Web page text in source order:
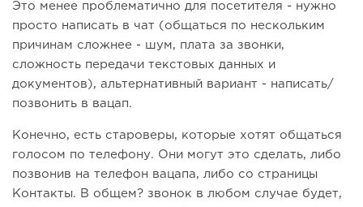
Это менее проблематично для посетителя - нужно
просто написать в чат (общаться по нескольким
причинам сложнее - шум, плата за звонки,
сложность передачи текстовых данных и
документов), альтернативный вариант - написать/
позвонить в вацап.
Конечно, есть староверы, которые хотят общаться
голосом по телефону. Они могут это сделать, либо
позвонив на телефон вацапа, либо со страницы
Контакты. В общем? звонок в любом случае будет,